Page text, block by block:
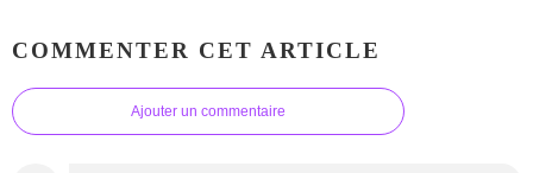
COMMENTER CET ARTICLE
Ajouter un commentaire